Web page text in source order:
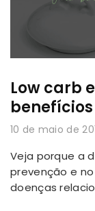
Low carb
10 de maio de
Veja porque a
prevenção e
doenças